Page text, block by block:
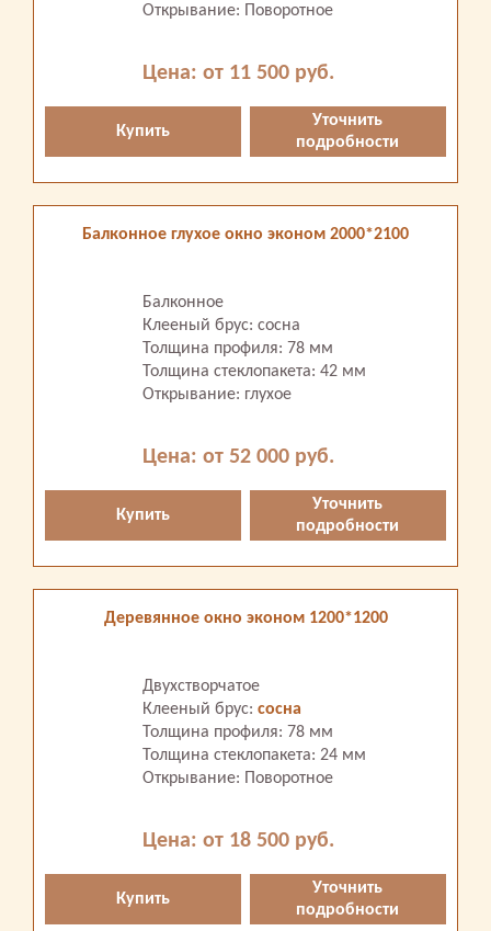
Открывание: Поворотное
Цена: от 11 500 руб.
Купить
Уточнить
подробности
Балконное глухое окно эконом 2000*2100
Балконное
Клееный брус: сосна
Толщина профиля: 78 мм
Толщина стеклопакета: 42 мм
Открывание: глухое
Цена: от 52 000 руб.
Купить
Уточнить
подробности
Деревянное окно эконом 1200*1200
Двухстворчатое
Клееный брус: сосна
Толщина профиля: 78 мм
Толщина стеклопакета: 24 мм
Открывание: Поворотное
Цена: от 18 500 руб.
Купить
Уточнить
подробности